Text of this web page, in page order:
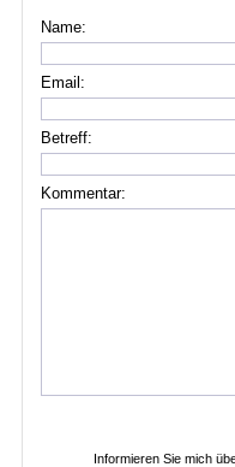
Name:
Email:
Betreff:
Kommentar:
Informieren Sie mich